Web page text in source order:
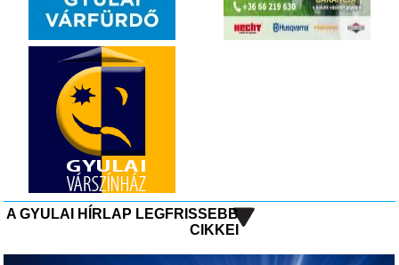
A GYULAI HÍRLAP LEGFRISSEBB
CIKKEI